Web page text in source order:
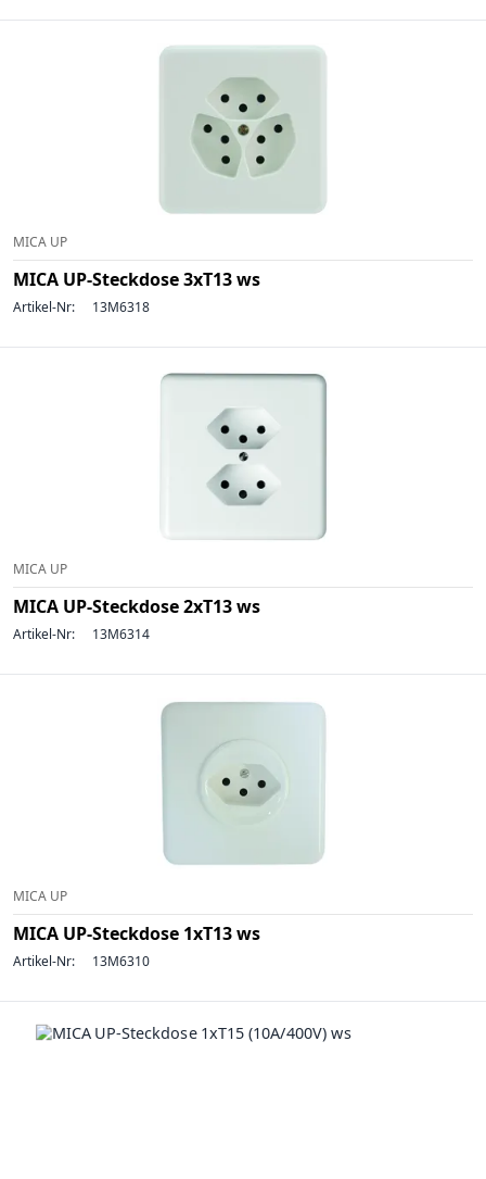
MICA UP
MICA UP-Steckdose 3xT13 ws
Artikel-Nr: 13M6318
MICA UP
MICA UP-Steckdose 2xT13 ws
Artikel-Nr: 13M6314
MICA UP
MICA UP-Steckdose 1xT13 ws
Artikel-Nr: 13M6310